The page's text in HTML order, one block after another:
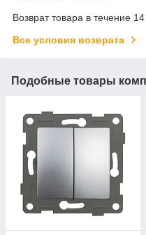
Возврат товара в течение
Все условия возврата
Подобные товары